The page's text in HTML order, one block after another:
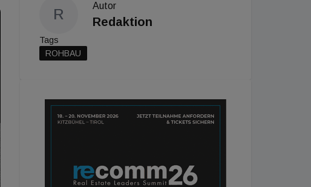
R
Autor
Redaktion
Tags
ROHBAU